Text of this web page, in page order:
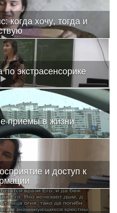
когда хочу, тогда и
картами
экстрасенсорике
приемы в жизни
и доступ к
психики человека